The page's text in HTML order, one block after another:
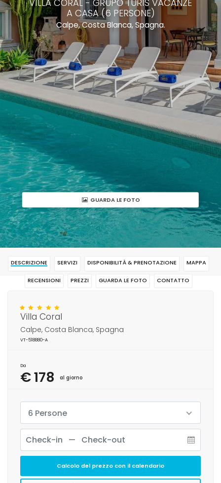
VILLA CORAL - GRUPO TURIS VACANZE
A CASA (6 PERSONE)
Calpe, Costa Blanca, Spagna.
GUARDA LE FOTO
DESCRIZIONE SERVIZI DISPONIBILITÀ & PRENOTAZIONE MAPPA
RECENSIONI PREZZI GUARDA LE FOTO CONTATTO
Villa Coral
Calpe, Costa Blanca, Spagna
VT-518880-A
Da
€ 178 al giorno
6 Persone
Calcolo del prezzo con il calendario